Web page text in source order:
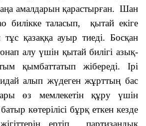
амалдарын қарастырған. Шан
таласып, қытай екіге
қазаққа ауыр тиеді. Босқан
алу үшін қытай билігі азық-
қымбаттатып жібереді. Ірі
алып жүдеген жұрттың бас
өз мемлекетін құру үшін
көтерілісі бұрқ еткен кезде
ертіп партизандық